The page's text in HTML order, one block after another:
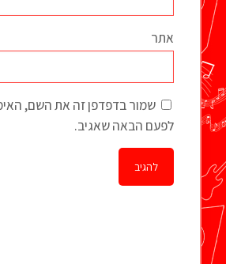
אתר
שמור בדפדפן זה את השם,
לפעם הבאה שאגיב.